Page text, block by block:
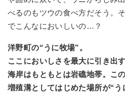
べるのもツウの食べ方だそう。
でこんなにおいしいの…？
洋野町の“うに牧場”。
ここにおいしさを最大に引き出
海岸はもともとは岩礁地帯。こ
増殖溝としてはじめた場所が“う